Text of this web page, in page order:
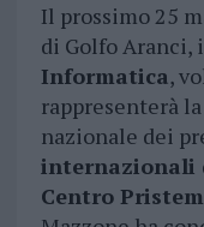
Il prossimo 25
di Golfo Aranci,
Informatica,
rappresenterà
nazionale dei
internazionali
Centro